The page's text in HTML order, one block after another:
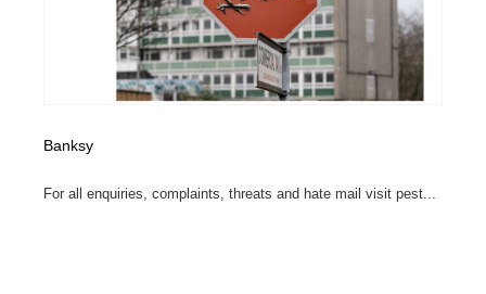
Banksy
For all enquiries, complaints, threats and hate mail visit pest...